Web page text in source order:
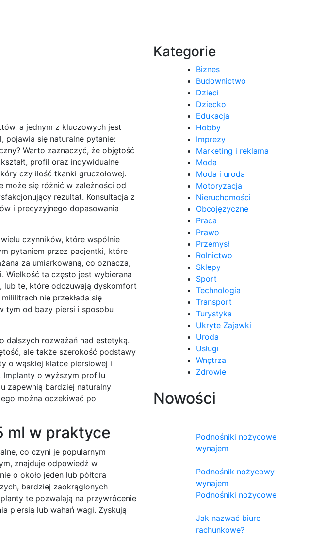
a jednym z kluczowych jest
pojawia się naturalne pytanie:
Warto zaznaczyć, że objętość
profil oraz indywidualne
czy ilość tkanki gruczołowej.
może się różnić w zależności od
rezultat. Konsultacja z
i precyzyjnego dopasowania
czynników, które wspólnie
pytaniem przez pacjentki, które
za umiarkowaną, co oznacza,
Wielkość ta często jest wybierana
lub te, które odczuwają dyskomfort
nie przekłada się
tym od bazy piersi i sposobu
dalszych rozważań nad estetyką.
ale także szerokość podstawy
o wąskiej klatce piersiowej i
Implanty o wyższym profilu
zapewnią bardziej naturalny
można oczekiwać po
ml w praktyce
co czyni je popularnym
znajduje odpowiedź w
o około jeden lub półtora
bardziej zaokrąglonych
te pozwalają na przywrócenie
piersią lub wahań wagi. Zyskują
Kategorie
Biznes
Budownictwo
Dzieci
Dziecko
Edukacja
Hobby
Imprezy
Marketing i reklama
Moda
Moda i uroda
Motoryzacja
Nieruchomości
Obcojęzyczne
Praca
Prawo
Przemysł
Rolnictwo
Sklepy
Sport
Technologia
Transport
Turystyka
Ukryte Zajawki
Uroda
Usługi
Wnętrza
Zdrowie
Nowości
Podnośniki nożycowe
wynajem
Podnośnik nożycowy
wynajem
Podnośniki nożycowe
Jak nazwać biuro
rachunkowe?